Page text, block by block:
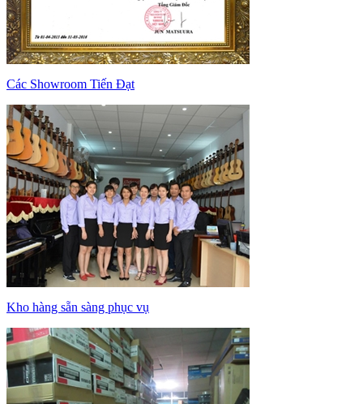
Các Showroom Tiến Đạt
Kho hàng sẵn sàng phục vụ